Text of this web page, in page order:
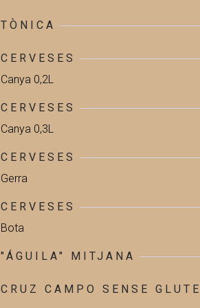
TÒNICA
CERVESES
Canya 0,2L
CERVESES
Canya 0,3L
CERVESES
Gerra
CERVESES
Bota
"ÁGUILA" MITJANA
CRUZ CAMPO SENSE